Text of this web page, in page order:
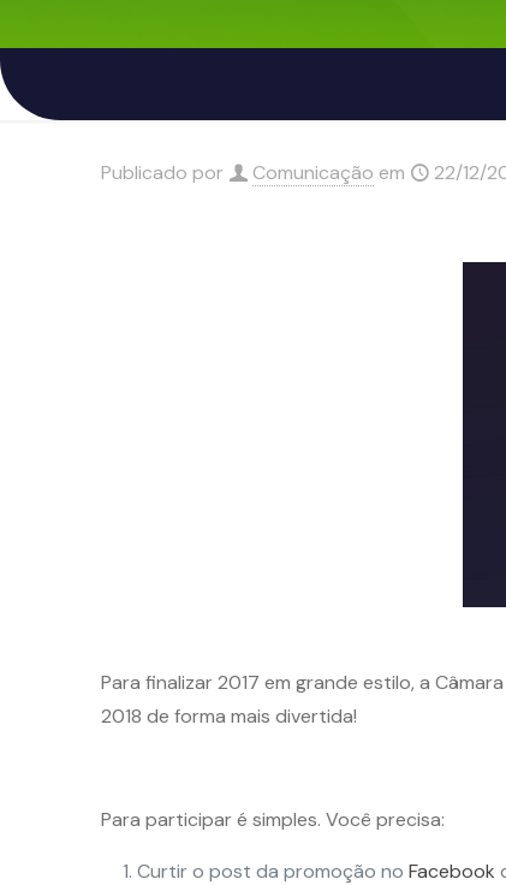
Publicado por Comunicação em 22/12/
Para finalizar 2017 em grande estilo, a
2018 de forma mais divertida!
Para participar é simples. Você precisa:
Curtir o post da promoção no Facebook